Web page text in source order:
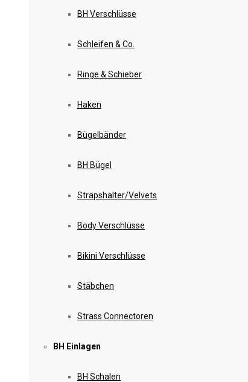
BH Verschlüsse
Schleifen & Co.
Ringe & Schieber
Haken
Bügelbänder
BH Bügel
Strapshalter/Velvets
Body Verschlüsse
Bikini Verschlüsse
Stäbchen
Strass Connectoren
BH Einlagen
BH Schalen